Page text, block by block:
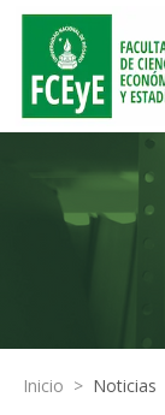
Inicio > Noticias